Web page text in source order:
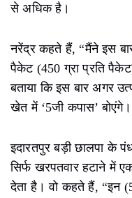
से अधिक है।
नरेंद्र कहते हैं, “मैंने इस
पैकेट (450 ग्रा प्रति
बताया कि इस बार अगर
खेत में ‘5जी कपास’ बोएंगे।
इदारतपुर बड़ी छालपा के
सिर्फ खरपतवार हटाने में
देता है। वो कहते हैं, “इन